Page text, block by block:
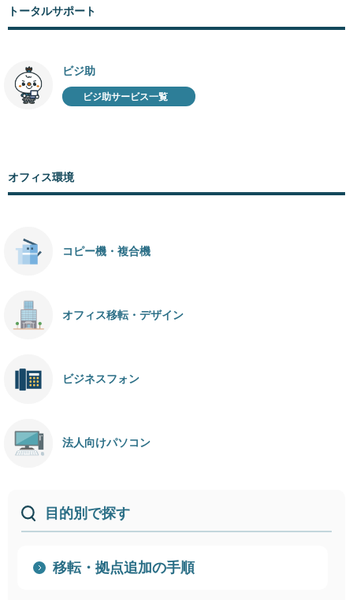
トータルサポート
ビジ助
ビジ助サービス一覧
オフィス環境
コピー機・複合機
オフィス移転・デザイン
ビジネスフォン
法人向けパソコン
目的別で探す
移転・拠点追加の手順